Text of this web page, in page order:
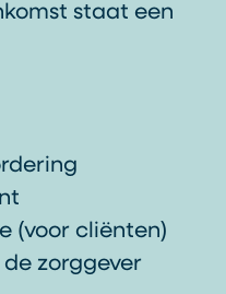
staat een
(voor cliënten)
zorggever